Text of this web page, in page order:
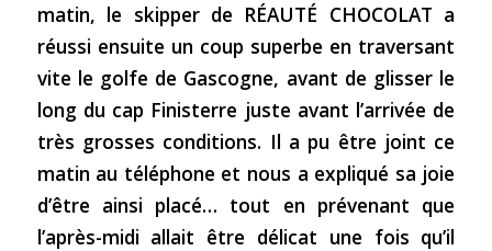
matin, le skipper de RÉAUTÉ CHOCOLAT a
réussi ensuite un coup superbe en traversant
vite le golfe de Gascogne, avant de glisser le
long du cap Finisterre juste avant l’arrivée de
très grosses conditions. Il a pu être joint ce
matin au téléphone et nous a expliqué sa joie
d’être ainsi placé… tout en prévenant que
l’après-midi allait être délicat une fois qu’il